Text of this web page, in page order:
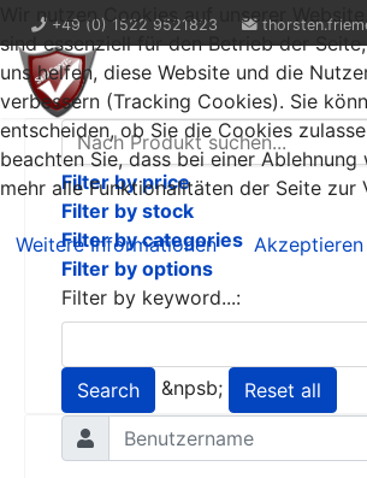
+49 (0) 1522 9521823
Filter by price
Filter by stock
Filter by categories
Filter by options
Filter by keyword...:
Search &npsb; Reset all
Wir nutzen Cookies auf unserer
sind essenziell für den Betrieb der
uns helfen, diese Website und die
verbessern (Tracking Cookies). Sie
entscheiden, ob Sie die Cookies
beachten Sie, dass bei einer
mehr alle Funktionalitäten der Seite zur
Weitere Informationen Akzeptieren